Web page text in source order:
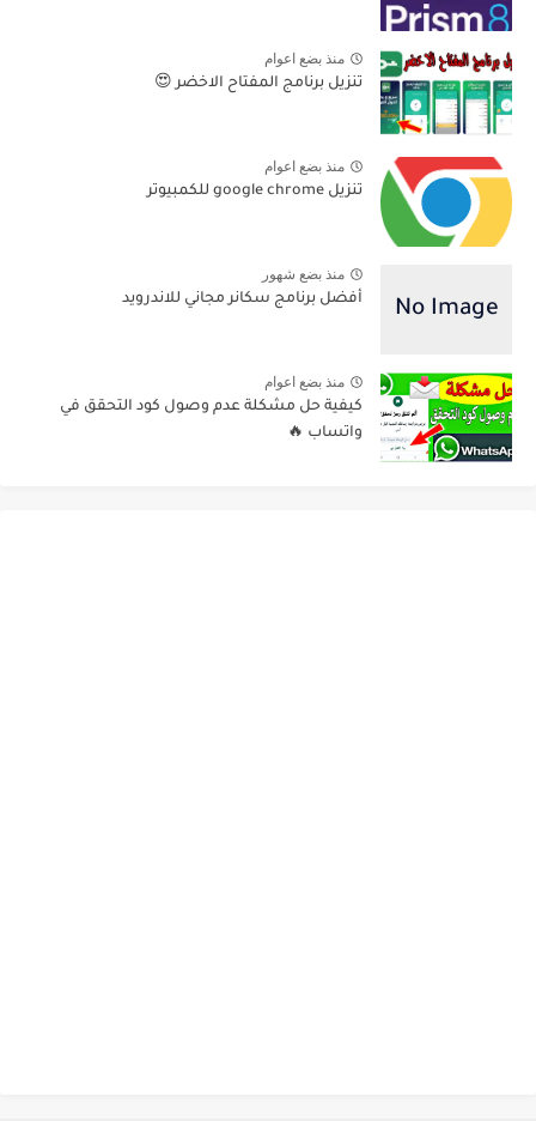
منذ بضع اعوام
تنزيل برنامج المفتاح الاخضر 😍
منذ بضع اعوام
تنزيل google chrome للكمبيوتر
منذ بضع شهور
أفضل برنامج سكانر مجاني للاندرويد
منذ بضع اعوام
كيفية حل مشكلة عدم وصول كود التحقق في
واتساب 🔥